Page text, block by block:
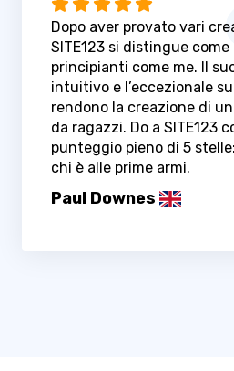
Dopo aver provato vari
SITE123 si distingue
principianti come me. Il
intuitivo e l’eccezionale
rendono la creazione di
da ragazzi. Do a SITE123
punteggio pieno di 5
chi è alle prime armi.
Paul Downes